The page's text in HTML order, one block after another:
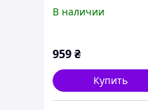
Красные
В наличии
959₴
Купить